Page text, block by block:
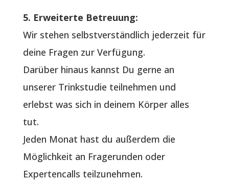
5. Erweiterte Betreuung:
Wir stehen selbstverständlich jederzeit für
deine Fragen zur Verfügung.
Darüber hinaus kannst Du gerne an
unserer Trinkstudie teilnehmen und
erlebst was sich in deinem Körper alles
tut.
Jeden Monat hast du außerdem die
Möglichkeit an Fragerunden oder
Expertencalls teilzunehmen.